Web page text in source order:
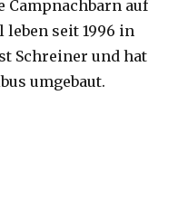
Campnachbarn auf
leben seit 1996 in
Schreiner und hat
umgebaut.